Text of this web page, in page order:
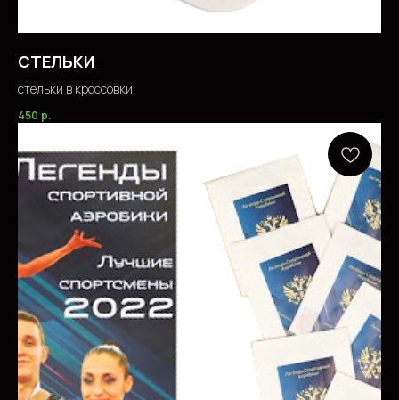
СТЕЛЬКИ
стельки в кроссовки
450 р.